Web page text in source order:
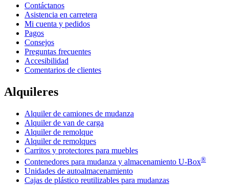
Contáctanos
Asistencia en carretera
Mi cuenta y pedidos
Pagos
Consejos
Preguntas frecuentes
Accesibilidad
Comentarios de clientes
Alquileres
Alquiler de camiones de mudanza
Alquiler de van de carga
Alquiler de remolque
Alquiler de remolques
Carritos y protectores para muebles
Contenedores para mudanza y almacenamiento U-Box®
Unidades de autoalmacenamiento
Cajas de plástico reutilizables para mudanzas